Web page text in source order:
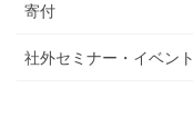
寄付
社外セミナー・イベント